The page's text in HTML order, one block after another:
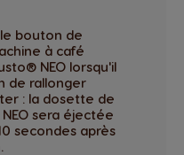
bouton de
à café
NEO lorsqu'il
de rallonger
: la dosette de
sera éjectée
secondes après